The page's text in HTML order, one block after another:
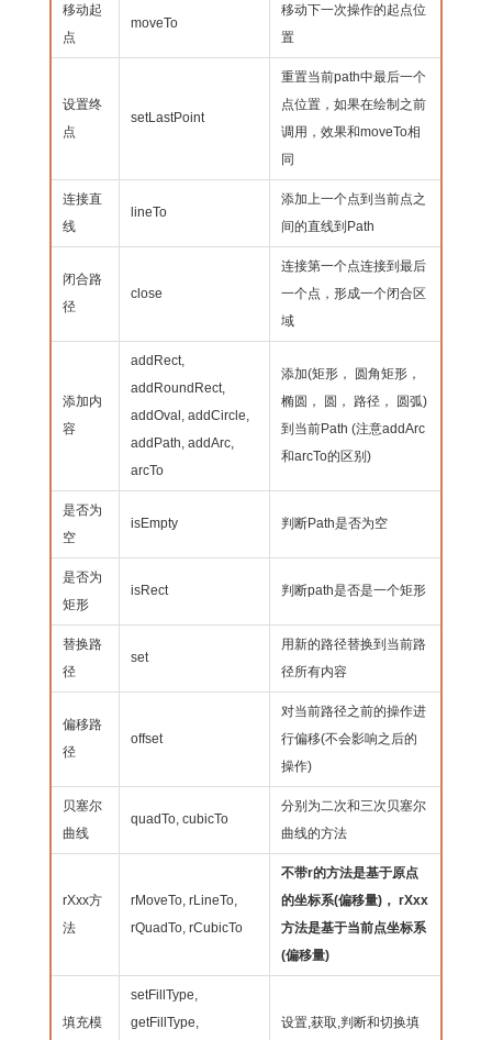
移动起
点
moveTo
移动下一次操作的起点位
置
设置终
点
setLastPoint
重置当前path中最后一个
点位置，如果在绘制之前
调用，效果和moveTo相
同
连接直
线
lineTo
添加上一个点到当前点之
间的直线到Path
闭合路
径
close
连接第一个点连接到最后
一个点，形成一个闭合区
域
添加内
容
addRect,
addRoundRect,
addOval, addCircle,
addPath, addArc,
arcTo
添加(矩形， 圆角矩形，
椭圆， 圆， 路径， 圆弧)
到当前Path (注意addArc
和arcTo的区别)
是否为
空
isEmpty 判断Path是否为空
是否为
矩形
isRect 判断path是否是一个矩形
替换路
径
set
用新的路径替换到当前路
径所有内容
偏移路
径
offset
对当前路径之前的操作进
行偏移(不会影响之后的
操作)
贝塞尔
曲线
quadTo, cubicTo
分别为二次和三次贝塞尔
曲线的方法
rXxx方
法
rMoveTo, rLineTo,
rQuadTo, rCubicTo
不带r的方法是基于原点
的坐标系(偏移量)， rXxx
方法是基于当前点坐标系
(偏移量)
填充模
setFillType,
getFillType,
设置,获取,判断和切换填